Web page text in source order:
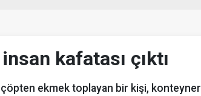
kafatası çıktı
ekmek toplayan bir kişi, konteyner